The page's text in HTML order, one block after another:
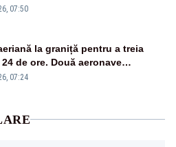
07:50
la graniță pentru a treia
de ore. Două aeronave
britanice au fost ridicate de la
07:24